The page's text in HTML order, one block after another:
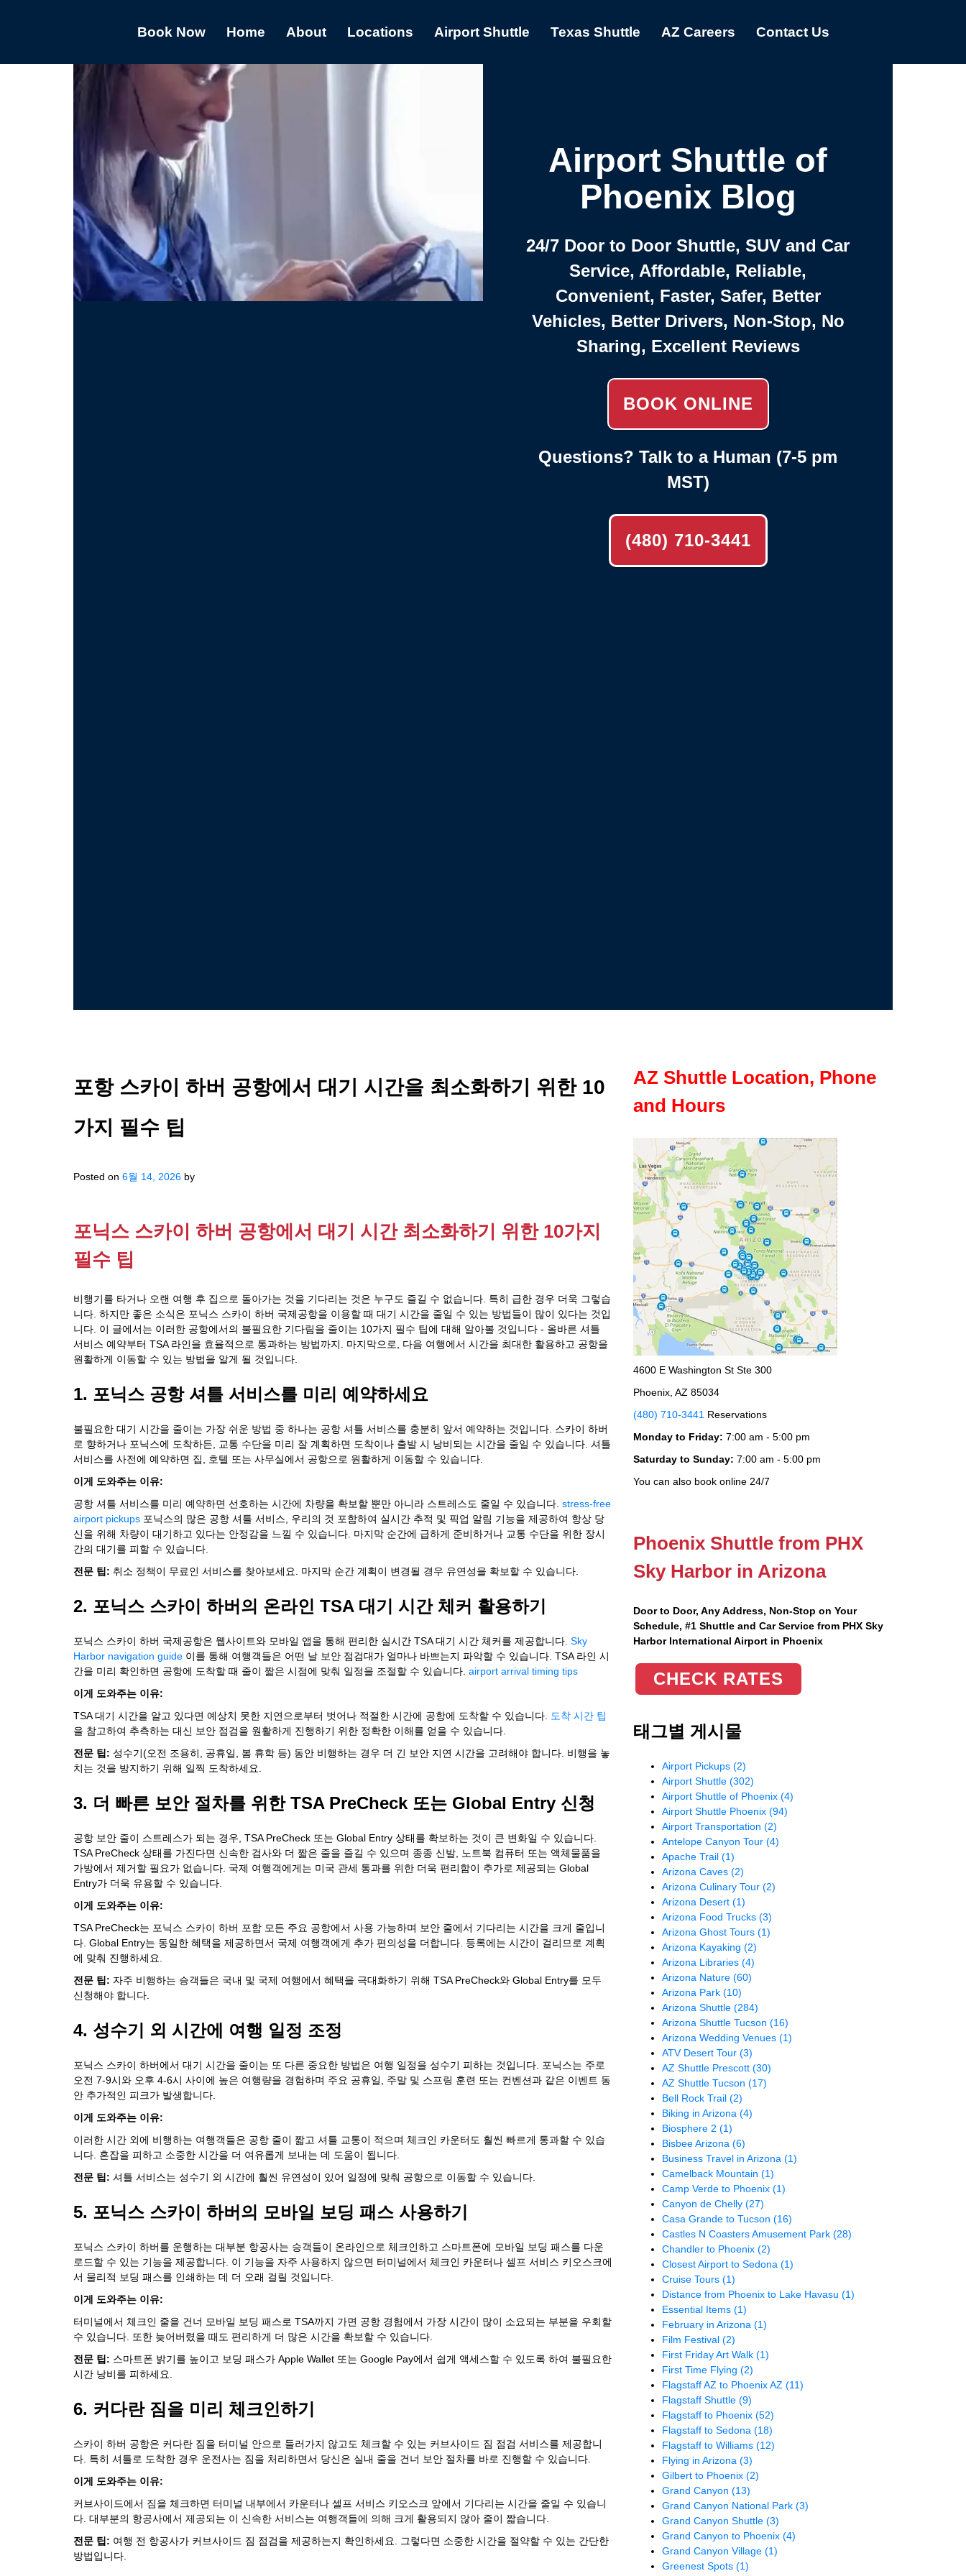
Book Now Home About Locations Airport Shuttle Texas Shuttle AZ Careers Contact Us
Airport Shuttle of
Phoenix Blog
24/7 Door to Door Shuttle, SUV and Car
Service, Affordable, Reliable,
Convenient, Faster, Safer, Better
Vehicles, Better Drivers, Non-Stop, No
Sharing, Excellent Reviews
BOOK ONLINE
Questions? Talk to a Human (7-5 pm
MST)
(480) 710-3441
포항 스카이 하버 공항에서 대기 시간을 최소화하기 위한 10
가지 필수 팁
Posted on 6월 14, 2026 by
포닉스 스카이 하버 공항에서 대기 시간 최소화하기 위한 10가지
필수 팁
비행기를 타거나 오랜 여행 후 집으로 돌아가는 것을 기다리는 것은 누구도 즐길 수 없습니다. 특히 급한 경우 더욱 그렇습
니다. 하지만 좋은 소식은 포닉스 스카이 하버 국제공항을 이용할 때 대기 시간을 줄일 수 있는 방법들이 많이 있다는 것입
니다. 이 글에서는 이러한 공항에서의 불필요한 기다림을 줄이는 10가지 필수 팁에 대해 알아볼 것입니다 - 올바른 셔틀
서비스 예약부터 TSA 라인을 효율적으로 통과하는 방법까지. 마지막으로, 다음 여행에서 시간을 최대한 활용하고 공항을
원활하게 이동할 수 있는 방법을 알게 될 것입니다.
1. 포닉스 공항 셔틀 서비스를 미리 예약하세요
불필요한 대기 시간을 줄이는 가장 쉬운 방법 중 하나는 공항 셔틀 서비스를 충분히 앞서 예약하는 것입니다. 스카이 하버
로 향하거나 포닉스에 도착하든, 교통 수단을 미리 잘 계획하면 도착이나 출발 시 낭비되는 시간을 줄일 수 있습니다. 셔틀
서비스를 사전에 예약하면 집, 호텔 또는 사무실에서 공항으로 원활하게 이동할 수 있습니다.
이게 도와주는 이유:
공항 셔틀 서비스를 미리 예약하면 선호하는 시간에 차량을 확보할 뿐만 아니라 스트레스도 줄일 수 있습니다. stress-free
airport pickups 포닉스의 많은 공항 셔틀 서비스, 우리의 것 포함하여 실시간 추적 및 픽업 알림 기능을 제공하여 항상 당
신을 위해 차량이 대기하고 있다는 안정감을 느낄 수 있습니다. 마지막 순간에 급하게 준비하거나 교통 수단을 위한 장시
간의 대기를 피할 수 있습니다.
전문 팁: 취소 정책이 무료인 서비스를 찾아보세요. 마지막 순간 계획이 변경될 경우 유연성을 확보할 수 있습니다.
2. 포닉스 스카이 하버의 온라인 TSA 대기 시간 체커 활용하기
포닉스 스카이 하버 국제공항은 웹사이트와 모바일 앱을 통해 편리한 실시간 TSA 대기 시간 체커를 제공합니다. Sky
Harbor navigation guide 이를 통해 여행객들은 어떤 날 보안 점검대가 얼마나 바쁘는지 파악할 수 있습니다. TSA 라인 시
간을 미리 확인하면 공항에 도착할 때 줄이 짧은 시점에 맞춰 일정을 조절할 수 있습니다. airport arrival timing tips
이게 도와주는 이유:
TSA 대기 시간을 알고 있다면 예상치 못한 지연으로부터 벗어나 적절한 시간에 공항에 도착할 수 있습니다.
도착 시간 팁
을 참고하여 추측하는 대신 보안 점검을 원활하게 진행하기 위한 정확한 이해를 얻을 수 있습니다.
전문 팁: 성수기(오전 조용히, 공휴일, 봄 휴학 등) 동안 비행하는 경우 더 긴 보안 지연 시간을 고려해야 합니다. 비행을 놓
치는 것을 방지하기 위해 일찍 도착하세요.
3. 더 빠른 보안 절차를 위한 TSA PreCheck 또는 Global Entry 신청
공항 보안 줄이 스트레스가 되는 경우, TSA PreCheck 또는 Global Entry 상태를 확보하는 것이 큰 변화일 수 있습니다.
TSA PreCheck 상태를 가진다면 신속한 검사와 더 짧은 줄을 즐길 수 있으며 종종 신발, 노트북 컴퓨터 또는 액체물품을
가방에서 제거할 필요가 없습니다. 국제 여행객에게는 미국 관세 통과를 위한 더욱 편리함이 추가로 제공되는 Global
Entry가 더욱 유용할 수 있습니다.
이게 도와주는 이유:
TSA PreCheck는 포닉스 스카이 하버 포함 모든 주요 공항에서 사용 가능하며 보안 줄에서 기다리는 시간을 크게 줄입니
다. Global Entry는 동일한 혜택을 제공하면서 국제 여행객에게 추가 편의성을 더합니다. 등록에는 시간이 걸리므로 계획
에 맞춰 진행하세요.
전문 팁: 자주 비행하는 승객들은 국내 및 국제 여행에서 혜택을 극대화하기 위해 TSA PreCheck와 Global Entry를 모두
신청해야 합니다.
4. 성수기 외 시간에 여행 일정 조정
포닉스 스카이 하버에서 대기 시간을 줄이는 또 다른 중요한 방법은 여행 일정을 성수기 피하는 것입니다. 포닉스는 주로
오전 7-9시와 오후 4-6시 사이에 높은 여행량을 경험하며 주요 공휴일, 주말 및 스프링 훈련 또는 컨벤션과 같은 이벤트 동
안 추가적인 피크가 발생합니다.
이게 도와주는 이유:
이러한 시간 외에 비행하는 여행객들은 공항 줄이 짧고 셔틀 교통이 적으며 체크인 카운터도 훨씬 빠르게 통과할 수 있습
니다. 혼잡을 피하고 소중한 시간을 더 여유롭게 보내는 데 도움이 됩니다.
전문 팁: 셔틀 서비스는 성수기 외 시간에 훨씬 유연성이 있어 일정에 맞춰 공항으로 이동할 수 있습니다.
5. 포닉스 스카이 하버의 모바일 보딩 패스 사용하기
포닉스 스카이 하버를 운행하는 대부분 항공사는 승객들이 온라인으로 체크인하고 스마트폰에 모바일 보딩 패스를 다운
로드할 수 있는 기능을 제공합니다. 이 기능을 자주 사용하지 않으면 터미널에서 체크인 카운터나 셀프 서비스 키오스크에
서 물리적 보딩 패스를 인쇄하는 데 더 오래 걸릴 것입니다.
이게 도와주는 이유:
터미널에서 체크인 줄을 건너 모바일 보딩 패스로 TSA까지 가면 공항 경험에서 가장 시간이 많이 소요되는 부분을 우회할
수 있습니다. 또한 늦어버렸을 때도 편리하게 더 많은 시간을 확보할 수 있습니다.
전문 팁: 스마트폰 밝기를 높이고 보딩 패스가 Apple Wallet 또는 Google Pay에서 쉽게 액세스할 수 있도록 하여 불필요한
시간 낭비를 피하세요.
6. 커다란 짐을 미리 체크인하기
스카이 하버 공항은 커다란 짐을 터미널 안으로 들러가지 않고도 체크할 수 있는 커브사이드 짐 점검 서비스를 제공합니
다. 특히 셔틀로 도착한 경우 운전사는 짐을 처리하면서 당신은 실내 줄을 건너 보안 절차를 바로 진행할 수 있습니다.
이게 도와주는 이유:
커브사이드에서 짐을 체크하면 터미널 내부에서 카운터나 셀프 서비스 키오스크 앞에서 기다리는 시간을 줄일 수 있습니
다. 대부분의 항공사에서 제공되는 이 신속한 서비스는 여행객들에 의해 크게 활용되지 않아 줄이 짧습니다.
전문 팁: 여행 전 항공사가 커브사이드 짐 점검을 제공하는지 확인하세요. 그렇다면 소중한 시간을 절약할 수 있는 간단한
방법입니다.
AZ Shuttle Location, Phone
and Hours
4600 E Washington St Ste 300
Phoenix, AZ 85034
(480) 710-3441 Reservations
Monday to Friday: 7:00 am - 5:00 pm
Saturday to Sunday: 7:00 am - 5:00 pm
You can also book online 24/7
Phoenix Shuttle from PHX
Sky Harbor in Arizona
Door to Door, Any Address, Non-Stop on Your
Schedule, #1 Shuttle and Car Service from PHX Sky
Harbor International Airport in Phoenix
CHECK RATES
태그별 게시물
Airport Pickups(2)
Airport Shuttle(302)
Airport Shuttle of Phoenix(4)
Airport Shuttle Phoenix(94)
Airport Transportation(2)
Antelope Canyon Tour(4)
Apache Trail(1)
Arizona Caves(2)
Arizona Culinary Tour(2)
Arizona Desert(1)
Arizona Food Trucks(3)
Arizona Ghost Tours(1)
Arizona Kayaking(2)
Arizona Libraries(4)
Arizona Nature(60)
Arizona Park(10)
Arizona Shuttle(284)
Arizona Shuttle Tucson(16)
Arizona Wedding Venues(1)
ATV Desert Tour(3)
AZ Shuttle Prescott(30)
AZ Shuttle Tucson(17)
Bell Rock Trail(2)
Biking in Arizona(4)
Biosphere 2(1)
Bisbee Arizona(6)
Business Travel in Arizona(1)
Camelback Mountain(1)
Camp Verde to Phoenix(1)
Canyon de Chelly(27)
Casa Grande to Tucson(16)
Castles N Coasters Amusement Park(28)
Chandler to Phoenix(2)
Closest Airport to Sedona(1)
Cruise Tours(1)
Distance from Phoenix to Lake Havasu(1)
Essential Items(1)
February in Arizona(1)
Film Festival(2)
First Friday Art Walk(1)
First Time Flying(2)
Flagstaff AZ to Phoenix AZ(11)
Flagstaff Shuttle(9)
Flagstaff to Phoenix(52)
Flagstaff to Sedona(18)
Flagstaff to Williams(12)
Flying in Arizona(3)
Gilbert to Phoenix(2)
Grand Canyon(13)
Grand Canyon National Park(3)
Grand Canyon Shuttle(3)
Grand Canyon to Phoenix(4)
Grand Canyon Village(1)
Greenest Spots(1)